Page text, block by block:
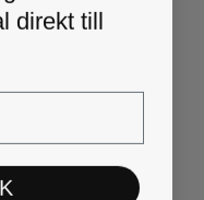
direkt till